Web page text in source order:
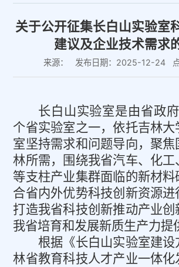
关于公开征集长白山实验室
建议及企业技术需求
来源： 发布日期：2025-12-24
长白山实验室是由省政
个省实验室之一，依托吉林
室坚持需求和问题导向，聚
林所需，围绕我省汽车、化工
等支柱产业集群面临的新材
合省内外优势科技创新资源进
打造我省科技创新推动产业
我省培育和发展新质生产力提
根据《长白山实验室建
林省教育科技人才产业一体